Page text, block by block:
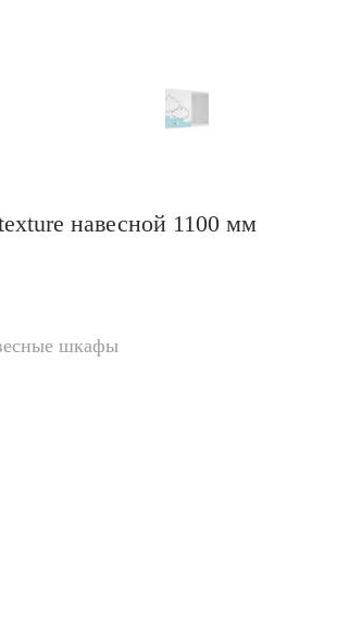
навесной 1100 мм
шкафы